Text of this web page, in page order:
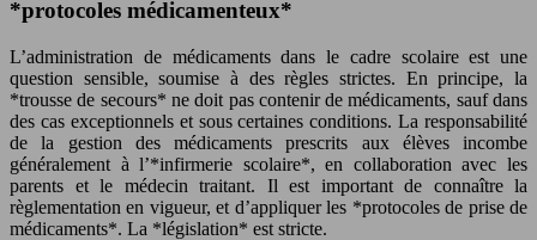
*protocoles médicamenteux*
L’administration de médicaments dans le cadre scolaire est une
question sensible, soumise à des règles strictes. En principe, la
*trousse de secours* ne doit pas contenir de médicaments, sauf dans
des cas exceptionnels et sous certaines conditions. La responsabilité
de la gestion des médicaments prescrits aux élèves incombe
généralement à l’*infirmerie scolaire*, en collaboration avec les
parents et le médecin traitant. Il est important de connaître la
règlementation en vigueur, et d’appliquer les *protocoles de prise de
médicaments*. La *législation* est stricte.